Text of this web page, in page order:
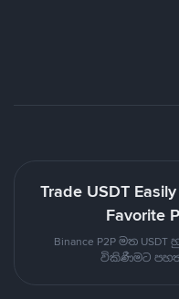
Trade USDT
Favorite
Binance P2P මත
විකිණීමට